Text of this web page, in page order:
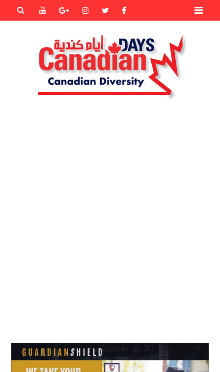
Facebook
Twitter
instagram
Goole+
Youtube